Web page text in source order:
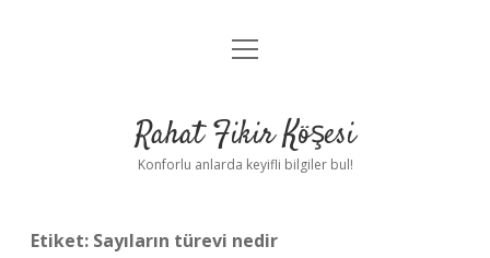
Anasayfa
Yasal Uyarı
menüyü
Rahat Fikir Köşesi
Konforlu anlarda keyifli bilgiler bul!
Etiket: Sayıların türevi nedir